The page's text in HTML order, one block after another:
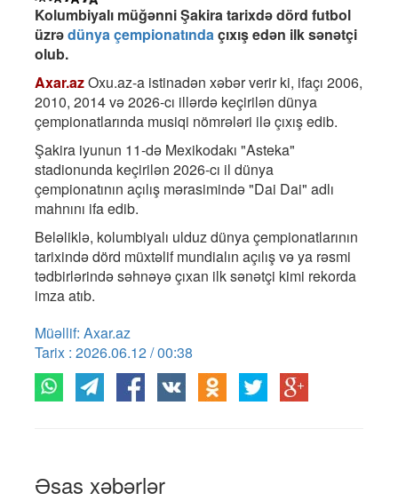
Kolumbiyalı müğənni Şakira tarixdə dörd futbol
üzrədünya çempionatındaçıxış edən ilk sənətçi
olub.
Axar.azOxu.az-a istinadən xəbər verir ki, ifaçı 2006,
2010, 2014 və 2026-cı illərdə keçirilən dünya
çempionatlarında musiqi nömrələri ilə çıxış edib.
Şakira iyunun 11-də Mexikodakı "Asteka"
stadionunda keçirilən 2026-cı il dünya
çempionatının açılış mərasimində "Dai Dai" adlı
mahnını ifa edib.
Beləliklə, kolumbiyalı ulduz dünya çempionatlarının
tarixində dörd müxtəlif mundialın açılış və ya rəsmi
tədbirlərində səhnəyə çıxan ilk sənətçi kimi rekorda
imza atıb.
Müəllif: Axar.az
Tarix : 2026.06.12 / 00:38
Əsas xəbərlər